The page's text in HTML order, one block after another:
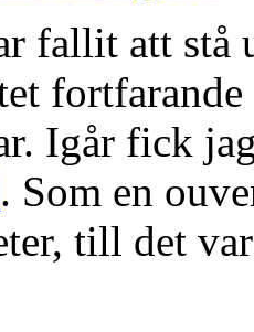
fallit att stå
Igår fick
. Som en
till det